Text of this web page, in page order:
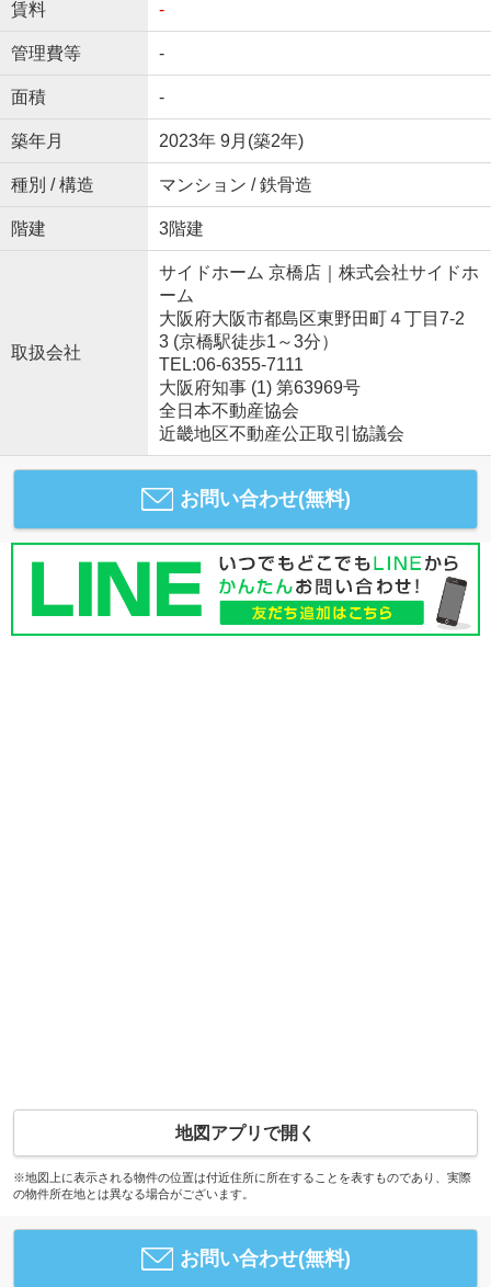
賃料 -
管理費等 -
面積 -
築年月 2023年 9月(築2年)
種別 / 構造 マンション / 鉄骨造
階建 3階建
取扱会社
サイドホーム 京橋店｜株式会社サイドホ
ーム
大阪府大阪市都島区東野田町４丁目7-2
3 (京橋駅徒歩1～3分）
TEL:06-6355-7111
大阪府知事 (1) 第63969号
全日本不動産協会
近畿地区不動産公正取引協議会
お問い合わせ(無料)
地図アプリで開く
※地図上に表示される物件の位置は付近住所に所在することを表すものであり、実際
の物件所在地とは異なる場合がございます。
お問い合わせ(無料)